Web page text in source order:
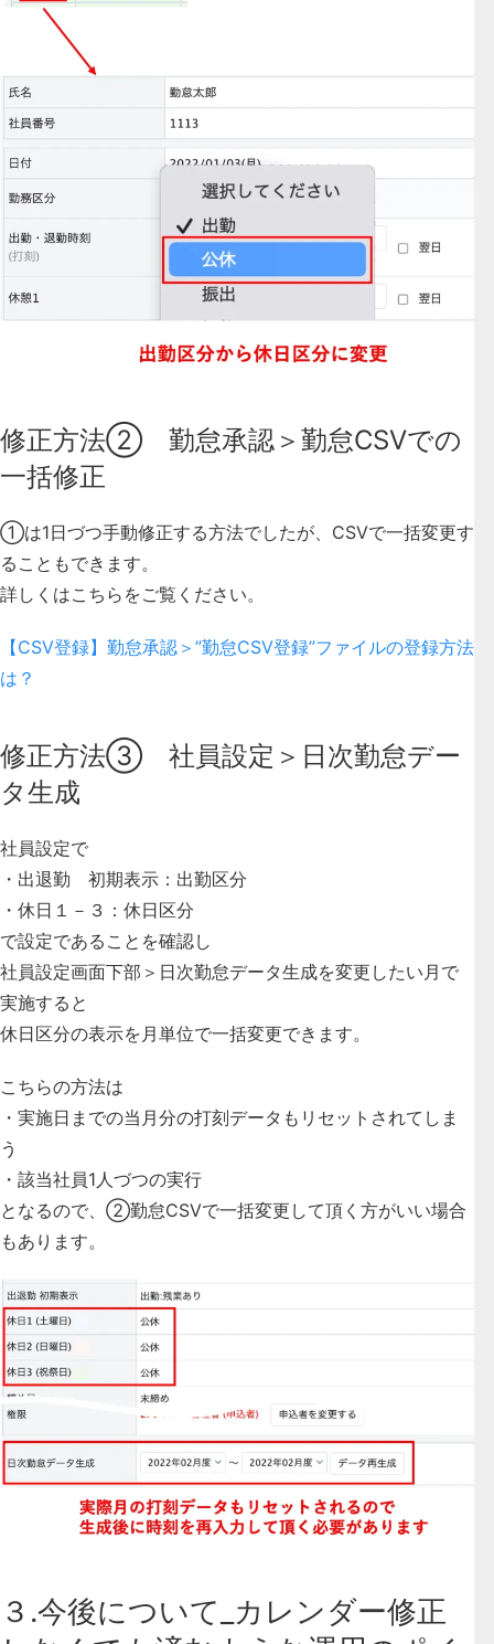
修正方法② 勤怠承認＞勤怠CSVでの
一括修正
①は1日づつ手動修正する方法でしたが、CSVで一括変更す
ることもできます。
詳しくはこちらをご覧ください。
【CSV登録】勤怠承認＞”勤怠CSV登録”ファイルの登録方法
は？
修正方法③ 社員設定＞日次勤怠デー
タ生成
社員設定で
・出退勤 初期表示：出勤区分
・休日１－３：休日区分
で設定であることを確認し
社員設定画面下部＞日次勤怠データ生成を変更したい月で
実施すると
休日区分の表示を月単位で一括変更できます。
こちらの方法は
・実施日までの当月分の打刻データもリセットされてしま
う
・該当社員1人づつの実行
となるので、②勤怠CSVで一括変更して頂く方がいい場合
もあります。
３.今後について_カレンダー修正